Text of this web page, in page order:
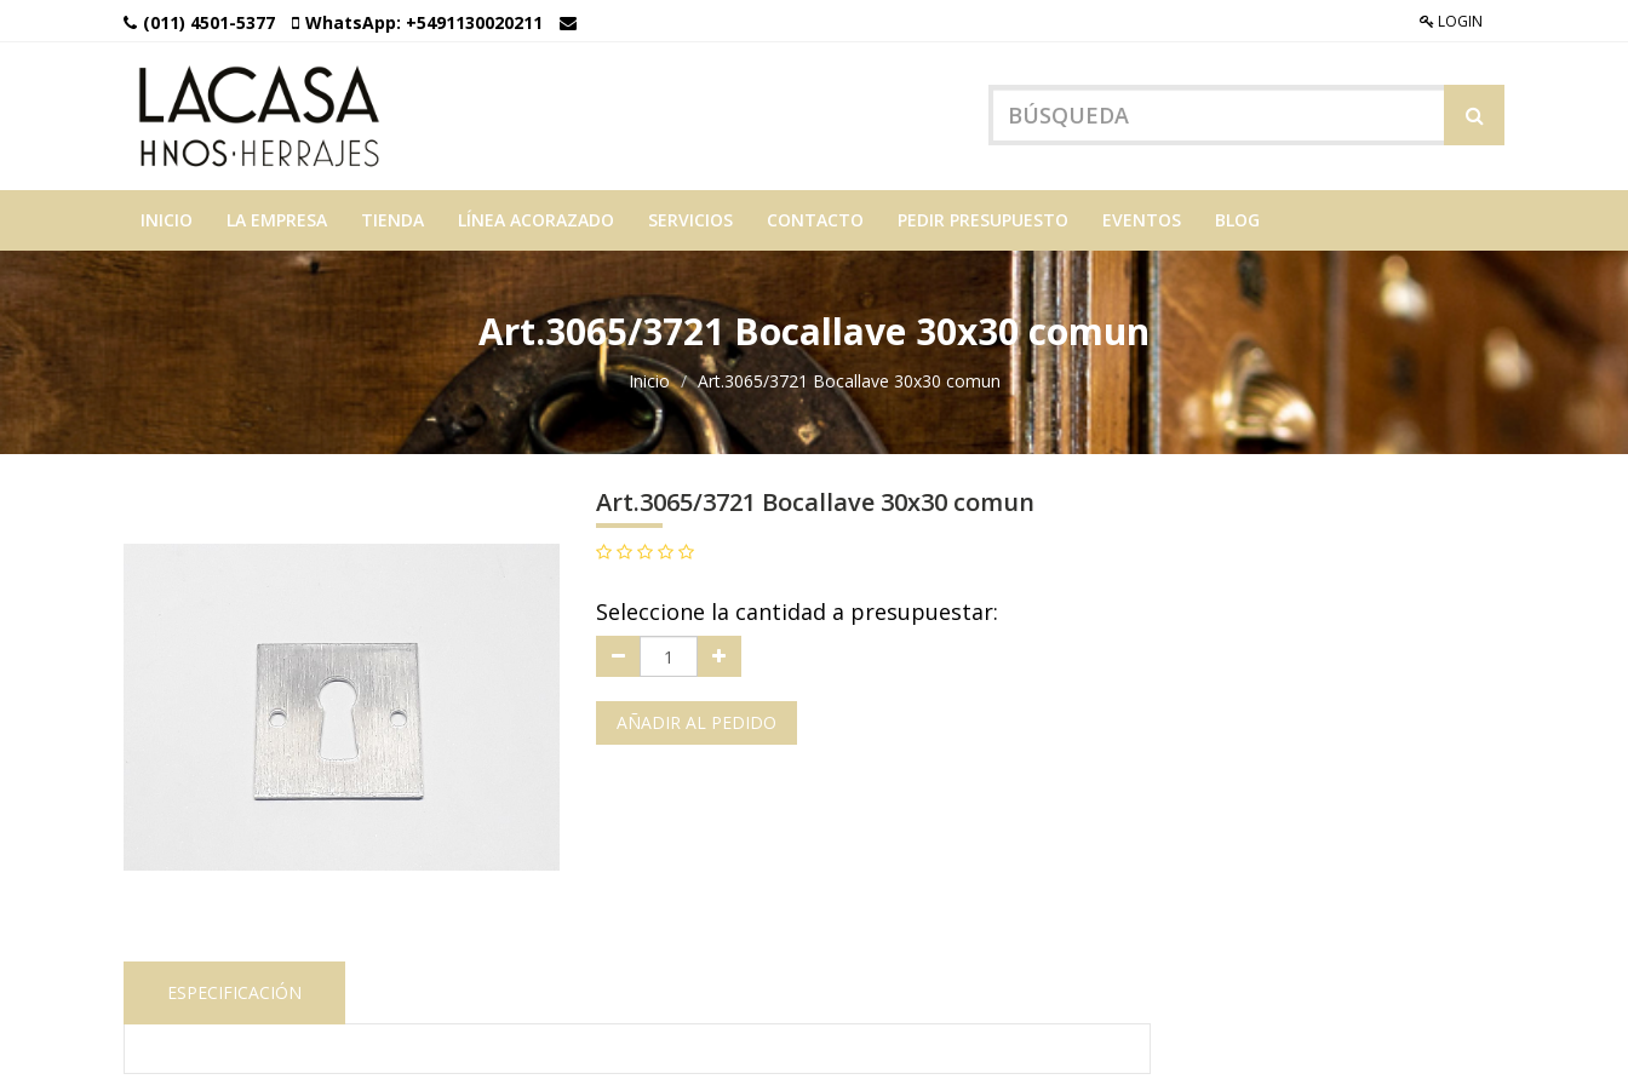
(011) 4501-5377 WhatsApp: +5491130020211 LOGIN
INICIO LA EMPRESA TIENDA LÍNEA ACORAZADO SERVICIOS CONTACTO PEDIR PRESUPUESTO EVENTOS BLOG
Art.3065/3721 Bocallave 30x30 comun
Inicio Art.3065/3721 Bocallave 30x30 comun
Art.3065/3721 Bocallave 30x30 comun
Seleccione la cantidad a presupuestar:
AÑADIR AL PEDIDO
ESPECIFICACIÓN